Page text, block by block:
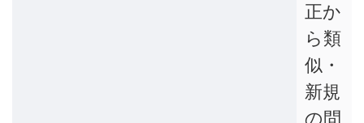
正か
ら類
似・
新規
の問